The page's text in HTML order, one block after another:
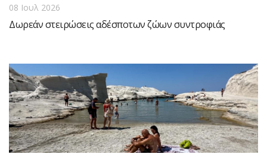
08 Ιουλ 2026
Δωρεάν στειρώσεις αδέσποτων ζώων συντροφιάς